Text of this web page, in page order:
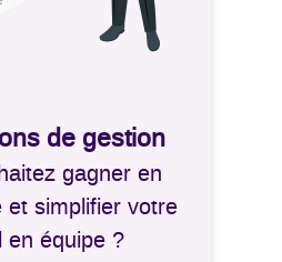
de gestion
gagner en
et simplifier votre
en équipe ?